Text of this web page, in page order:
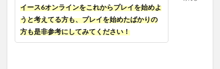
イース6オンラインをこれからプレイを始めよ
うと考えてる方も、プレイを始めたばかりの
方も是非参考にしてみてください！